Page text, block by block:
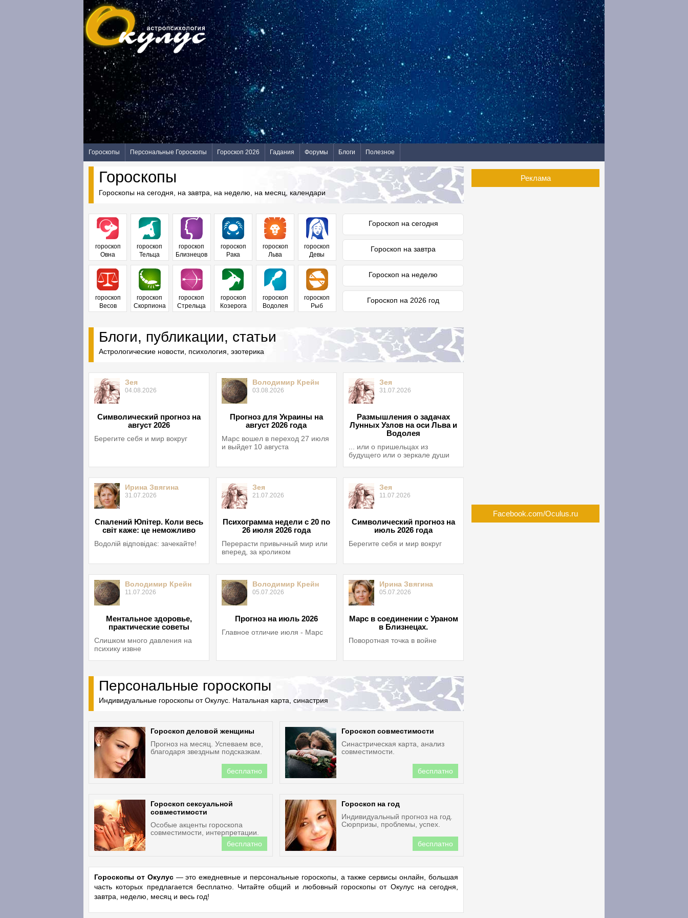
Гороскопы Персональные Гороскопы Гороскоп 2026 Гадания Форумы Блоги Полезное
Гороскопы
Гороскопы на сегодня, на завтра, на неделю, на месяц, календари
гороскоп
Овна
гороскоп
Тельца
гороскоп
Близнецов
гороскоп
Рака
гороскоп
Льва
гороскоп
Девы
гороскоп
Весов
гороскоп
Скорпиона
гороскоп
Стрельца
гороскоп
Козерога
гороскоп
Водолея
гороскоп
Рыб
Гороскоп на сегодня
Гороскоп на завтра
Гороскоп на неделю
Гороскоп на 2026 год
Блоги, публикации, статьи
Астрологические новости, психология, эзотерика
Зея
04.08.2026
Символический прогноз на
август 2026
Берегите себя и мир вокруг
Володимир Крейн
03.08.2026
Прогноз для Украины на
август 2026 года
Марс вошел в переход 27 июля
и выйдет 10 августа
Зея
31.07.2026
Размышления о задачах
Лунных Узлов на оси Льва и
Водолея
... или о пришельцах из
будущего или о зеркале души
Ирина Звягина
31.07.2026
Спалений Юпітер. Коли весь
світ каже: це неможливо
Водолій відповідає: зачекайте!
Зея
21.07.2026
Психограмма недели с 20 по
26 июля 2026 года
Перерасти привычный мир или
вперед, за кроликом
Зея
11.07.2026
Символический прогноз на
июль 2026 года
Берегите себя и мир вокруг
Володимир Крейн
11.07.2026
Ментальное здоровье,
практические советы
Слишком много давления на
психику извне
Володимир Крейн
05.07.2026
Прогноз на июль 2026
Главное отличие июля - Марс
Ирина Звягина
05.07.2026
Марс в соединении с Ураном
в Близнецах.
Поворотная точка в войне
Персональные гороскопы
Индивидуальные гороскопы от Окулус. Натальная карта, синастрия
Гороскоп деловой женщины
Прогноз на месяц. Успеваем все,
благодаря звездным подсказкам.
бесплатно
Гороскоп совместимости
Синастрическая карта, анализ
совместимости.
бесплатно
Гороскоп сексуальной
совместимости
Особые акценты гороскопа
совместимости, интерпретации.
бесплатно
Гороскоп на год
Индивидуальный прогноз на год.
Сюрпризы, проблемы, успех.
бесплатно
Гороскопы от Окулус— это ежедневные и персональные гороскопы, а также сервисы онлайн, большая
часть которых предлагается бесплатно. Читайте общий и любовный гороскопы от Окулус на сегодня,
завтра, неделю, месяц и весь год!
Реклама
Facebook.com/Oculus.ru